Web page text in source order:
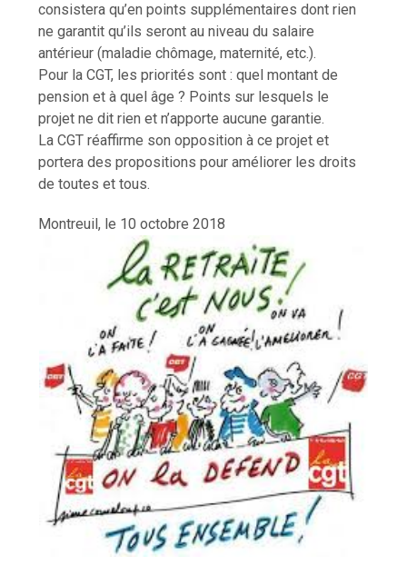
consistera qu’en points supplémentaires dont rien
ne garantit qu’ils seront au niveau du salaire
antérieur (maladie chômage, maternité, etc.).
Pour la CGT, les priorités sont : quel montant de
pension et à quel âge ? Points sur lesquels le
projet ne dit rien et n’apporte aucune garantie.
La CGT réaffirme son opposition à ce projet et
portera des propositions pour améliorer les droits
de toutes et tous.
Montreuil, le 10 octobre 2018